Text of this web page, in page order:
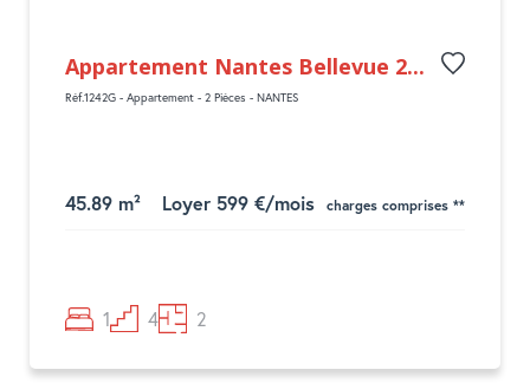
Appartement Nantes Bellevue 2...
Réf.1242G - Appartement - 2 Pièces - NANTES
45.89 m² Loyer 599 €/mois charges comprises **
1 4 2